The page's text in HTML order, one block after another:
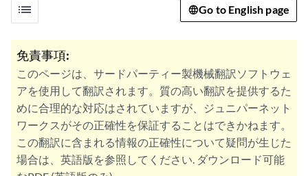
list Go to English page
免責事項:
このページは、サードパーティー製機械翻訳ソフトウェ
アを使用して翻訳されます。質の高い翻訳を提供するた
めに合理的な対応はされていますが、ジュニパーネット
ワークスがその正確性を保証することはできかねます。
この翻訳に含まれる情報の正確性について疑問が生じた
場合は、英語版を参照してください. ダウンロード可能